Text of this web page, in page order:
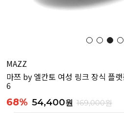
MAZZ
마쯔 by 엘칸토 여성 링크 장식 플
6
68% 54,400원 169,000원